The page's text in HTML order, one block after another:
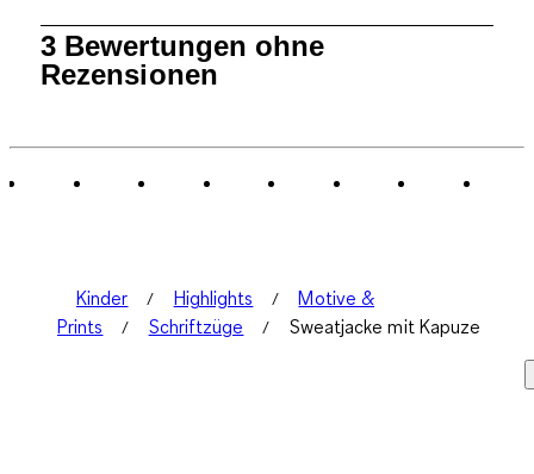
bis
3
Bewertungen.
3 Bewertungen ohne
Rezensionen
Kinder Highlights
Motive &
Prints
Schriftzüge Sweatjacke mit Kapuze